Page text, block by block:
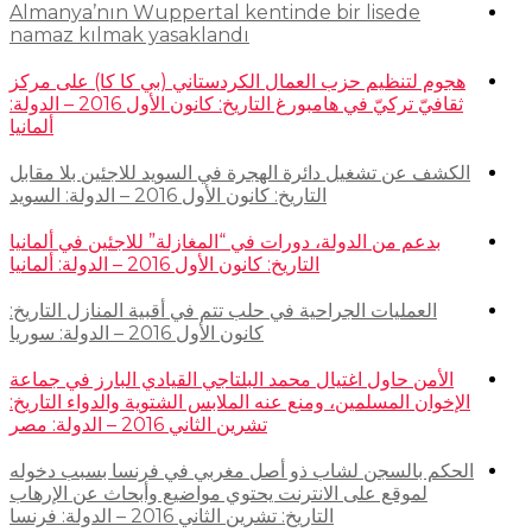
Almanya’nın Wuppertal kentinde bir lisede
namaz kılmak yasaklandı
هجوم لتنظيم حزب العمال الكردستاني (بي كا كا) على مركز
ثقافيّ تركيّ في هامبورغ التاريخ: كانون الأول 2016 – الدولة:
ألمانيا
الكشف عن تشغيل دائرة الهجرة في السويد للاجئين بلا مقابل
التاريخ: كانون الأول 2016 – الدولة: السويد
بدعم من الدولة، دورات في “المغازلة” للاجئين في ألمانيا
التاريخ: كانون الأول 2016 – الدولة: ألمانيا
العمليات الجراحية في حلب تتم في أقبية المنازل التاريخ:
كانون الأول 2016 – الدولة: سوريا
الأمن حاول اغتيال محمد البلتاجي القيادي البارز في جماعة
الإخوان المسلمين، ومنع عنه الملابس الشتوية والدواء التاريخ:
تشرين الثاني 2016 – الدولة: مصر
الحكم بالسجن لشاب ذو أصل مغربي في فرنسا بسبب دخوله
لموقع على الانترنت يحتوي مواضيع وأبحاث عن الإرهاب
التاريخ: تشرين الثاني 2016 – الدولة: فرنسا